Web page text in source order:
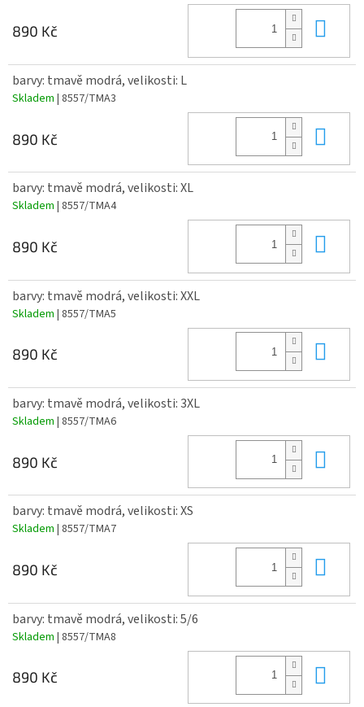
890 Kč
barvy: tmavě modrá, velikosti: L
Skladem | 8557/TMA3
890 Kč
barvy: tmavě modrá, velikosti: XL
Skladem | 8557/TMA4
890 Kč
barvy: tmavě modrá, velikosti: XXL
Skladem | 8557/TMA5
890 Kč
barvy: tmavě modrá, velikosti: 3XL
Skladem | 8557/TMA6
890 Kč
barvy: tmavě modrá, velikosti: XS
Skladem | 8557/TMA7
890 Kč
barvy: tmavě modrá, velikosti: 5/6
Skladem | 8557/TMA8
890 Kč